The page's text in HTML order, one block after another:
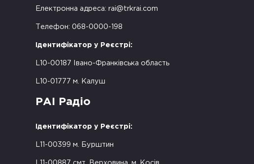
Електронна адреса: rai@trkrai.com
Телефон: 068-0000-198
Ідентифікатор у Реєстрі:
L10-00187 Івано-Франківська область
L10-01777 м. Калуш
РАІ Радіо
Ідентифікатор у Реєстрі:
L11-00399 м. Бурштин
L11-00887 смт. Верховина, м. Косів